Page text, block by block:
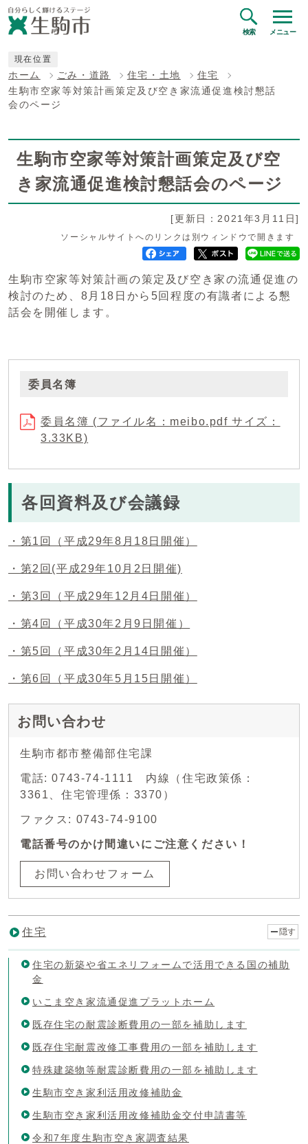
検索 メニュー
現在位置
ホーム ごみ・道路 住宅・土地
住宅
生駒市空家等対策計画策定及び空き家流通促進検討懇話
会のページ
生駒市空家等対策計画策定及び空
き家流通促進検討懇話会のページ
[更新日：2021年3月11日]
ソーシャルサイトへのリンクは別ウィンドウで開きます
生駒市空家等対策計画の策定及び空き家の流通促進の
検討のため、8月18日から5回程度の有識者による懇
話会を開催します。
委員名簿
委員名簿 (ファイル名：meibo.pdf サイズ：
3.33KB)
各回資料及び会議録
・第1回（平成29年8月18日開催）
・第2回(平成29年10月2日開催)
・第3回（平成29年12月4日開催）
・第4回（平成30年2月9日開催）
・第5回（平成30年2月14日開催）
・第6回（平成30年5月15日開催）
お問い合わせ
生駒市都市整備部住宅課
電話: 0743-74-1111 内線（住宅政策係：
3361、住宅管理係：3370）
ファクス: 0743-74-9100
電話番号のかけ間違いにご注意ください！
お問い合わせフォーム
住宅 隠す
住宅の新築や省エネリフォームで活用できる国の補助
金
いこま空き家流通促進プラットホーム
既存住宅の耐震診断費用の一部を補助します
既存住宅耐震改修工事費用の一部を補助します
特殊建築物等耐震診断費用の一部を補助します
生駒市空き家利活用改修補助金
生駒市空き家利活用改修補助金交付申請書等
令和7年度生駒市空き家調査結果